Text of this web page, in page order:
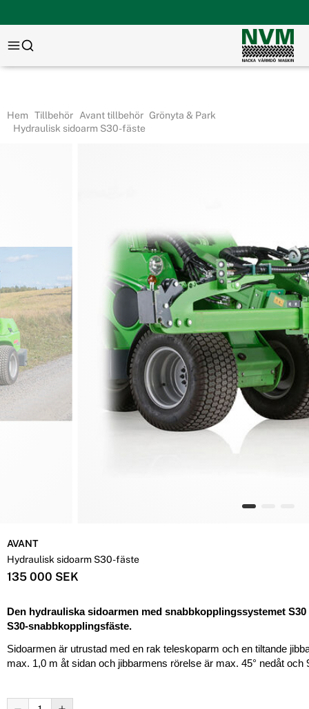
Hem Tillbehör Avant tillbehör Grönyta & Park
Hydraulisk sidoarm S30-fäste
AVANT
Hydraulisk sidoarm S30-fäste
135 000 SEK
Den hydrauliska sidoarmen med snabbkopplingssystemet
S30-snabbkopplingsfäste.
Sidoarmen är utrustad med en rak teleskoparm och en tiltande
max. 1,0 m åt sidan och jibbarmens rörelse är max. 45° nedåt och